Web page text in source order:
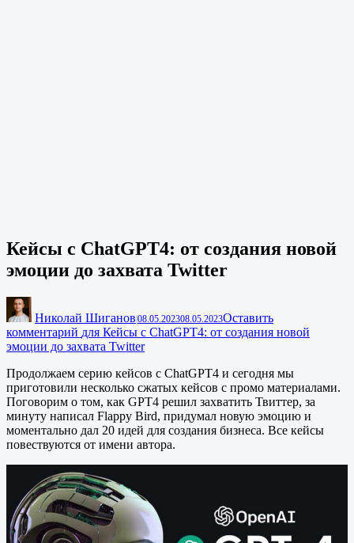
Кейсы с ChatGPT4: от создания новой
эмоции до захвата Twitter
Николай Шиганов|08.05.202308.05.2023Оставить
комментарий для Кейсы с ChatGPT4: от создания новой
эмоции до захвата Twitter
Продолжаем серию кейсов с ChatGPT4 и сегодня мы
приготовили несколько сжатых кейсов с промо материалами.
Поговорим о том, как GPT4 решил захватить Твиттер, за
минуту написал Flappy Bird, придумал новую эмоцию и
моментально дал 20 идей для создания бизнеса. Все кейсы
повествуются от имени автора.